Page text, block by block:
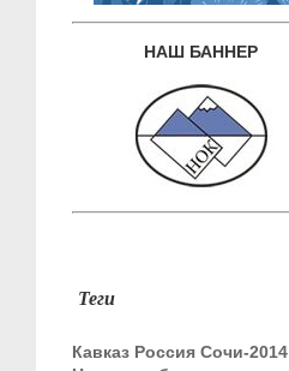
НАШ БАННЕР
Теги
Кавказ Россия Сочи-2014